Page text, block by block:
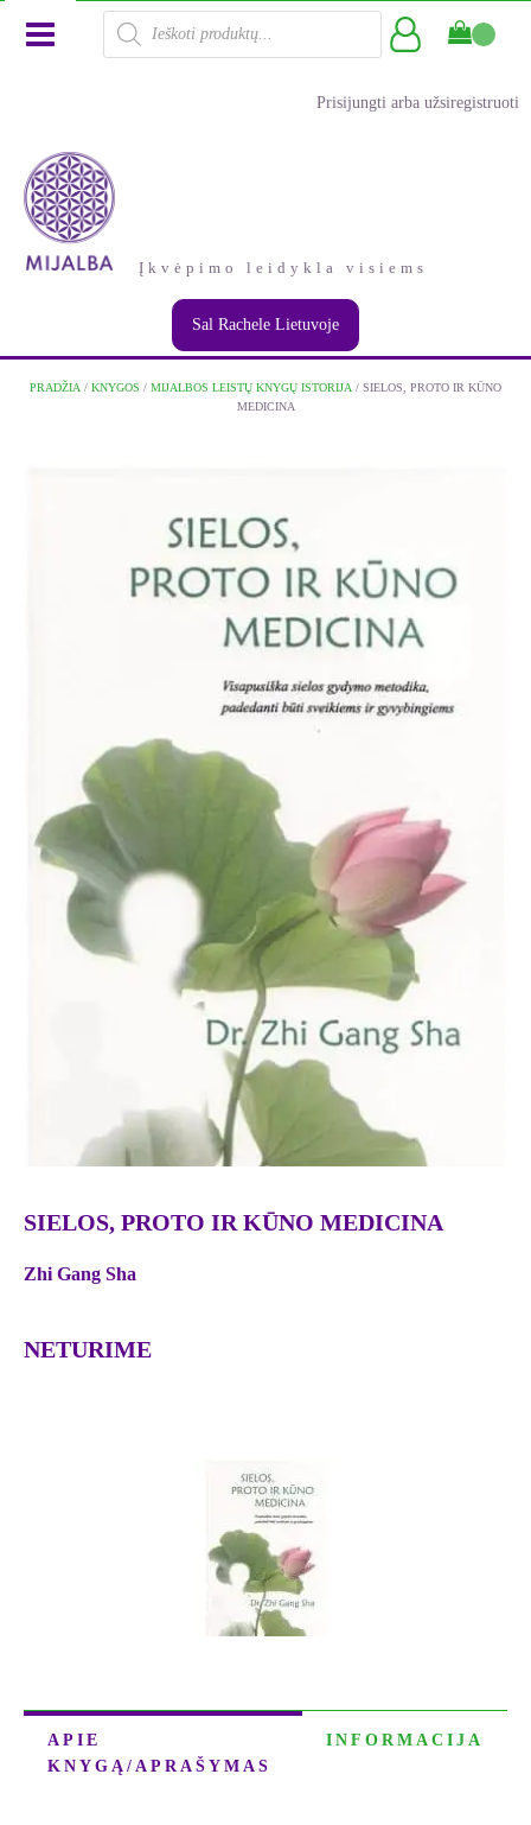
Products
search
Prisijungti arba užsiregistruoti
Įkvėpimo leidykla visiems
Sal Rachele Lietuvoje
PRADŽIA / KNYGOS / MIJALBOS LEISTŲ KNYGŲ ISTORIJA / SIELOS, PROTO IR KŪNO
MEDICINA
SIELOS, PROTO IR KŪNO MEDICINA
Zhi Gang Sha
NETURIME
APIE
KNYGĄ/APRAŠYMAS
INFORMACIJA